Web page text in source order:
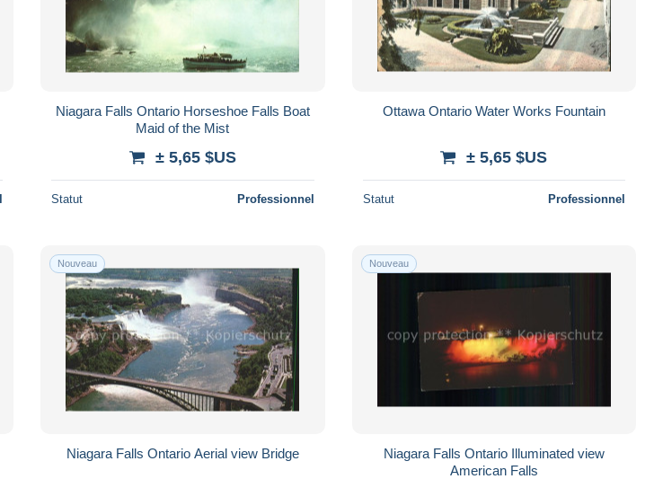
Niagara Falls Ontario Horseshoe Falls Boat
Maid of the Mist
± 5,65 $US
Statut Professionnel
Ottawa Ontario Water Works Fountain
± 5,65 $US
Statut Professionnel
Nouveau
Niagara Falls Ontario Aerial view Bridge
Nouveau
Niagara Falls Ontario Illuminated view
American Falls